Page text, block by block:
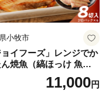
小牧市
ョイフーズ」レンジでか
ん焼魚（縞ほっけ 魚醤
11,000円